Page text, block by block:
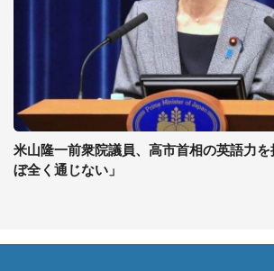
米山隆一前衆院議員、高市首相の英語力
ぼ全く通じない」